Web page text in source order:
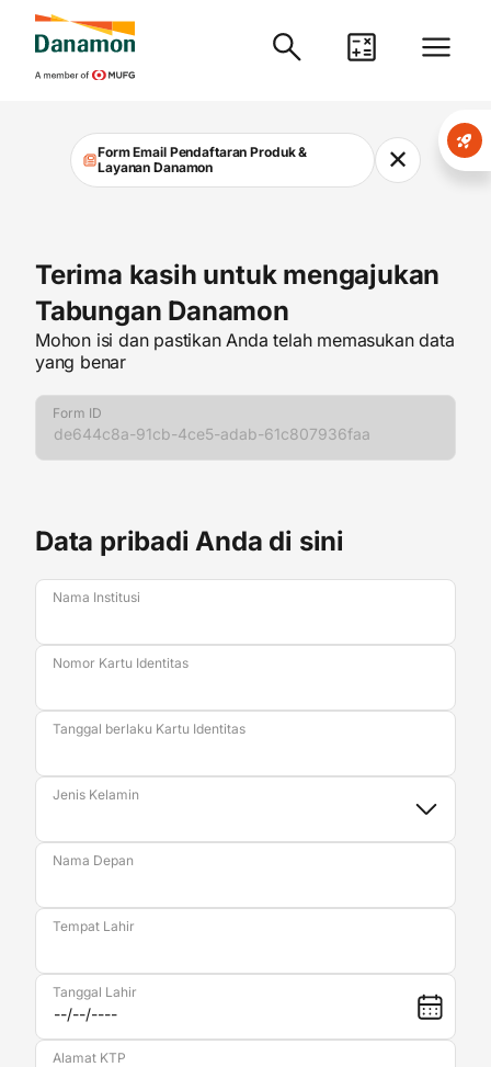
Form Email Pendaftaran Produk &
Layanan Danamon
✕
Terima kasih untuk mengajukan
Tabungan Danamon
Mohon isi dan pastikan Anda telah memasukan data
yang benar
Form ID
Data pribadi Anda di sini
Nama Institusi
Nomor Kartu Identitas
Tanggal berlaku Kartu Identitas
Jenis Kelamin
Nama Depan
Tempat Lahir
Tanggal Lahir
Alamat KTP